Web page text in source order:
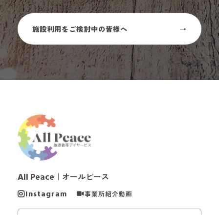
施設利用をご検討中の皆様へ
All Peace ｜オールピース
Instagram 事業所紹介動画